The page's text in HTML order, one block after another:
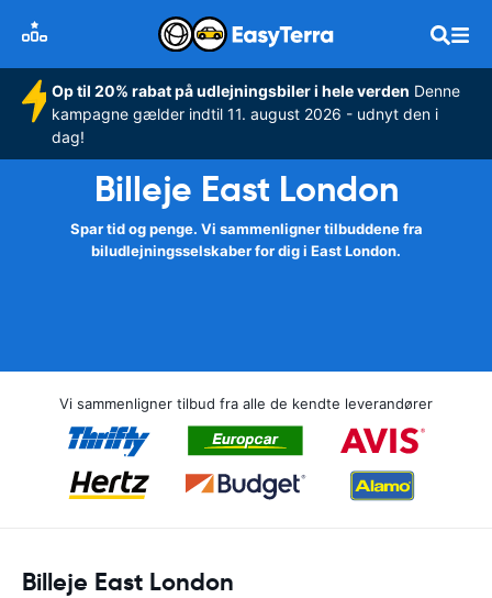
Op til 20% rabat på udlejningsbiler i hele verden Denne
kampagne gælder indtil 11. august 2026 - udnyt den i
dag!
Billeje East London
Spar tid og penge. Vi sammenligner tilbuddene fra
biludlejningsselskaber for dig i East London.
Vi sammenligner tilbud fra alle de kendte leverandører
Billeje East London